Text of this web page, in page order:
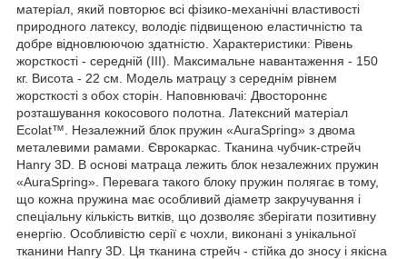
матеріал, який повторює всі фізико-механічні властивості
природного латексу, володіє підвищеною еластичністю та
добре відновлюючою здатністю. Характеристики: Рівень
жорсткості - середній (III). Максимальне навантаження - 150
кг. Висота - 22 см. Модель матрацу з середнім рівнем
жорсткості з обох сторін. Наповнювачі: Двостороннє
розташування кокосового полотна. Латексний матеріал
Ecolat™. Незалежний блок пружин «AuraSpring» з двома
металевими рамами. Єврокаркас. Тканина чубчик-стрейч
Hanry 3D. В основі матраца лежить блок незалежних пружин
«AuraSpring». Перевага такого блоку пружин полягає в тому,
що кожна пружина має особливий діаметр закручування і
спеціальну кількість витків, що дозволяє зберігати позитивну
енергію. Особливістю серії є чохли, виконані з унікальної
тканини Hanry 3D. Ця тканина стрейч - стійка до зносу і якісна